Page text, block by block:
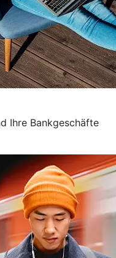
Ihre Bankgeschäfte